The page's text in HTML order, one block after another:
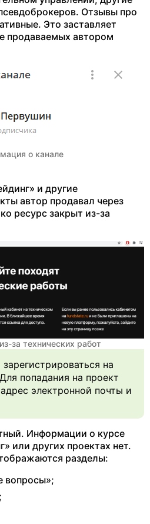
Отзывы про
Это заставляет
продаваемых автором
о канале
и другие
автор продавал через
ресурс закрыт из-за
за технических работ
на
попадания на проект
электронной почты и
Информации о курсе
или других проектах нет.
разделы:
вопросы»;